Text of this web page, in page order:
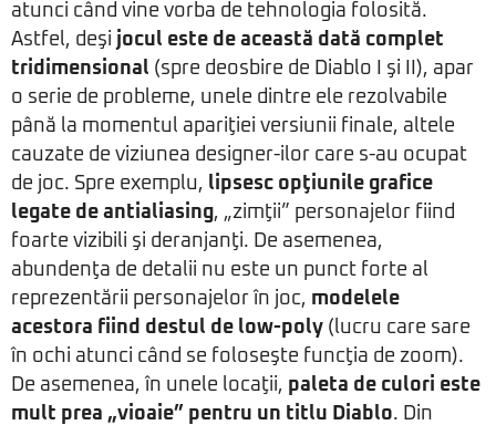
atunci când vine vorba de tehnologia folosită.
Astfel, deşi jocul este de această dată complet
tridimensional (spre deosbire de Diablo I şi II), apar
o serie de probleme, unele dintre ele rezolvabile
până la momentul apariţiei versiunii finale, altele
cauzate de viziunea designer-ilor care s-au ocupat
de joc. Spre exemplu, lipsesc opţiunile grafice
legate de antialiasing, „zimţii” personajelor fiind
foarte vizibili şi deranjanţi. De asemenea,
abundenţa de detalii nu este un punct forte al
reprezentării personajelor în joc, modelele
acestora fiind destul de low-poly (lucru care sare
în ochi atunci când se foloseşte funcţia de zoom).
De asemenea, în unele locaţii, paleta de culori este
mult prea „vioaie” pentru un titlu Diablo. Din